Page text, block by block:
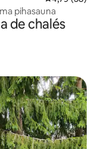
pihasauna
de chalés